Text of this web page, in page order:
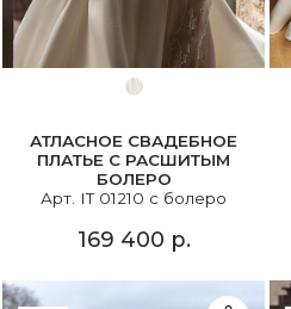
АТЛАСНОЕ СВАДЕБНОЕ
ПЛАТЬЕ С РАСШИТЫМ
БОЛЕРО
Арт. IT 01210 с болеро
169 400 р.